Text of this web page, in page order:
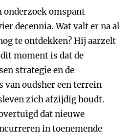
omspant
decennia. Wat valt er na al
te ontdekken? Hij aarzelt
moment is dat de
strategie en de
van oudsher een terrein
zich afzijdig houdt.
dat nieuwe
in toenemende